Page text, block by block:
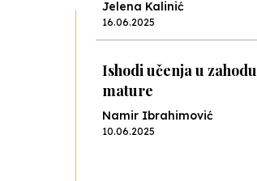
Jelena Kalinić
16.06.2025
Ishodi učenja u zahodu
mature
Namir Ibrahimović
10.06.2025